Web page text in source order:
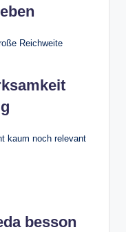
Reichweite
kaum noch relevant
besson